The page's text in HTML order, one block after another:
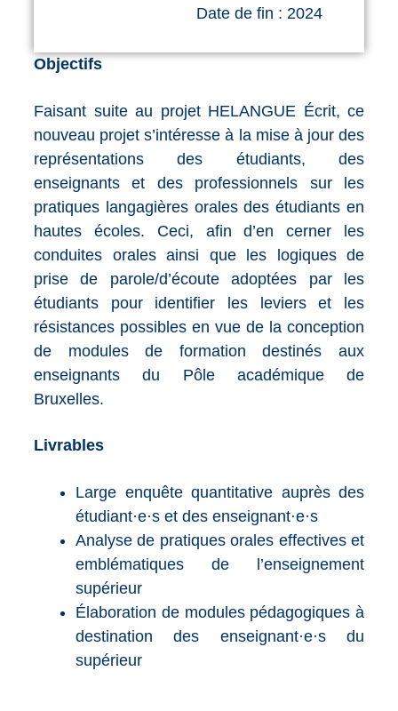
Date de fin : 2024
Objectifs
Faisant suite au projet HELANGUE Écrit, ce
nouveau projet s’intéresse à la mise à jour des
représentations des étudiants, des
enseignants et des professionnels sur les
pratiques langagières orales des étudiants en
hautes écoles. Ceci, afin d’en cerner les
conduites orales ainsi que les logiques de
prise de parole/d’écoute adoptées par les
étudiants pour identifier les leviers et les
résistances possibles en vue de la conception
de modules de formation destinés aux
enseignants du Pôle académique de
Bruxelles.
Livrables
Large enquête quantitative auprès des
étudiant·e·s et des enseignant·e·s
Analyse de pratiques orales effectives et
emblématiques de l’enseignement
supérieur
Élaboration de modules pédagogiques à
destination des enseignant·e·s du
supérieur